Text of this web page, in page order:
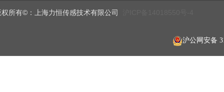
权所有© ： 上海力恒传感技术有限公司
沪公网安备